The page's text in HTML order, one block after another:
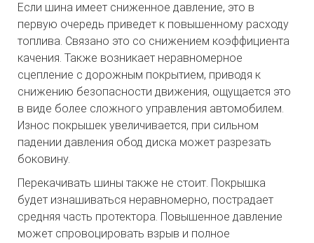
Если шина имеет сниженное давление, это в
первую очередь приведет к повышенному расходу
топлива. Связано это со снижением коэффициента
качения. Также возникает неравномерное
сцепление с дорожным покрытием, приводя к
снижению безопасности движения, ощущается это
в виде более сложного управления автомобилем.
Износ покрышек увеличивается, при сильном
падении давления обод диска может разрезать
боковину.
Перекачивать шины также не стоит. Покрышка
будет изнашиваться неравномерно, пострадает
средняя часть протектора. Повышенное давление
может спровоцировать взрыв и полное